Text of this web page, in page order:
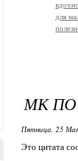
для
МК
Пятница, 25
Это цитата